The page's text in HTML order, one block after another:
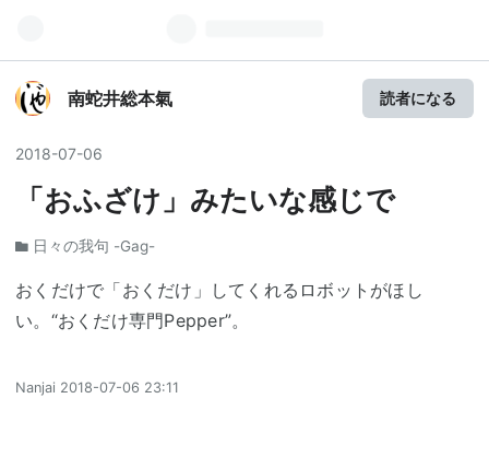
南蛇井総本氣 読者になる
2018-07-06
「おふざけ」みたいな感じで
日々の我句 -Gag-
おくだけで「おくだけ」してくれるロボットがほし
い。“おくだけ専門Pepper”。
Nanjai 2018-07-06 23:11